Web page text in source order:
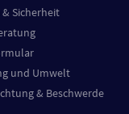
Sicherheit
und Umwelt
& Beschwerde